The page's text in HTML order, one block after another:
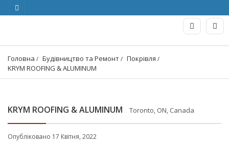
Головна Будівництво та Ремонт
Покрівля
KRYM ROOFING & ALUMINUM
KRYM ROOFING & ALUMINUM Toronto, ON, Canada
Опубліковано 17 Квітня, 2022